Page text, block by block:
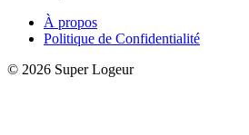
À propos
Politique de Confidentialité
© 2026 Super Logeur